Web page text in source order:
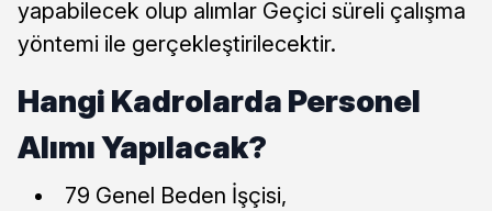
yapabilecek olup alımlar Geçici süreli çalışma
yöntemi ile gerçekleştirilecektir.
Hangi Kadrolarda Personel
Alımı Yapılacak?
79 Genel Beden İşçisi,